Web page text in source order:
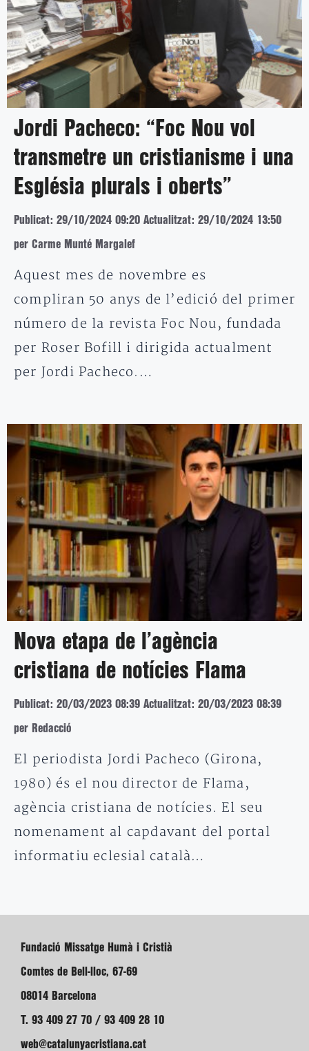
Jordi Pacheco: “Foc Nou vol
transmetre un cristianisme i una
Església plurals i oberts”
Publicat: 29/10/2024 09:20 Actualitzat: 29/10/2024 13:50
per Carme Munté Margalef
Aquest mes de novembre es
compliran 50 anys de l’edició del primer
número de la revista Foc Nou, fundada
per Roser Bofill i dirigida actualment
per Jordi Pacheco.…
Nova etapa de l’agència
cristiana de notícies Flama
Publicat: 20/03/2023 08:39 Actualitzat: 20/03/2023 08:39
per Redacció
El periodista Jordi Pacheco (Girona,
1980) és el nou director de Flama,
agència cristiana de notícies. El seu
nomenament al capdavant del portal
informatiu eclesial català…
Fundació Missatge Humà i Cristià
Comtes de Bell-lloc, 67-69
08014 Barcelona
T. 93 409 27 70 / 93 409 28 10
web@catalunyacristiana.cat